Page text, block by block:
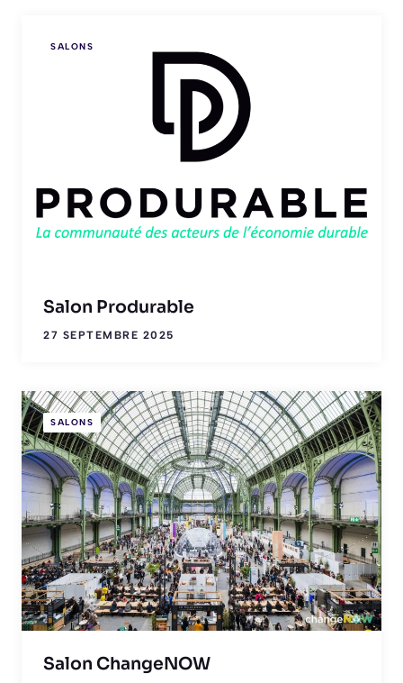
SALONS
Salon Produrable
27 SEPTEMBRE 2025
SALONS
Salon ChangeNOW